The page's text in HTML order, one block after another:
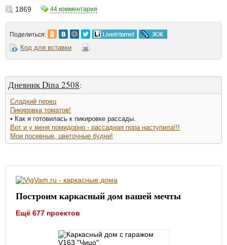
1869 44 комментария
Поделиться:
Код для вставки
Дневник Dina 2508:
Сладкий перец
Пикировка томатов!
• Как я готовилась к пикировке рассады.
Вот и у меня помидорно - рассадная пора наступила!!!
Мои посевные, цветочные будни!
Построим каркасный дом вашей мечты
Ещё 677 проектов